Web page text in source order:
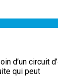
d’un circuit
qui peut